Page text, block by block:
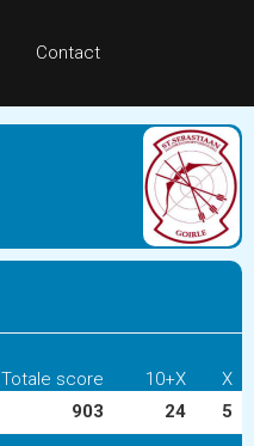
Contact
Totale score 10+X
X
903 24 5